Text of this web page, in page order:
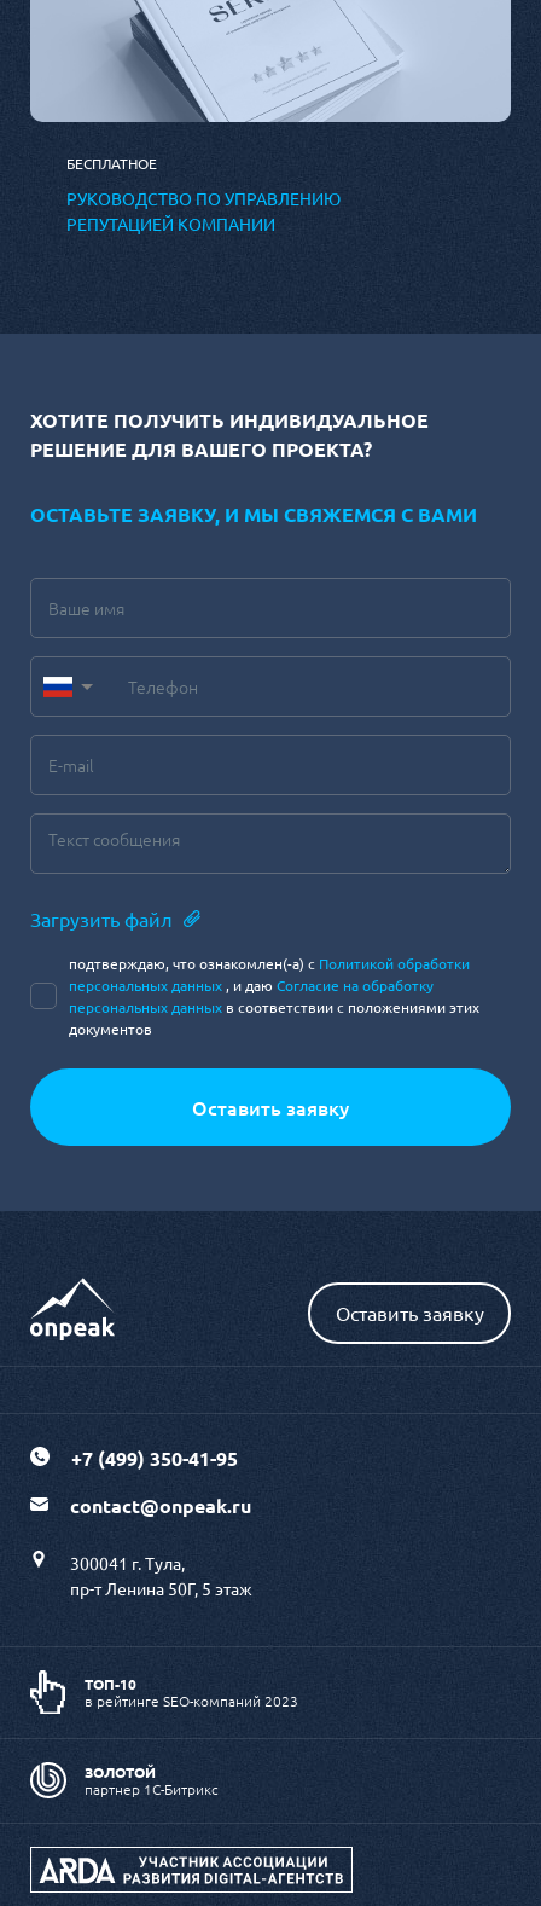
БЕСПЛАТНОЕ
РУКОВОДСТВО ПО УПРАВЛЕНИЮ
РЕПУТАЦИЕЙ КОМПАНИИ
ХОТИТЕ ПОЛУЧИТЬ ИНДИВИДУАЛЬНОЕ
РЕШЕНИЕ ДЛЯ ВАШЕГО ПРОЕКТА?
ОСТАВЬТЕ ЗАЯВКУ, И МЫ СВЯЖЕМСЯ С ВАМИ
Загрузить файл
подтверждаю, что ознакомлен(-а) с Политикой обработки
персональных данных , и даю Согласие на обработку
персональных данных в соответствии с положениями этих
документов
Оставить заявку
+7 (499) 350-41-95
contact@onpeak.ru
300041 г. Тула,
пр-т Ленина 50Г, 5 этаж
ТОП-10
в рейтинге SEO-компаний 2023
ЗОЛОТОЙ
партнер 1С-Битрикс